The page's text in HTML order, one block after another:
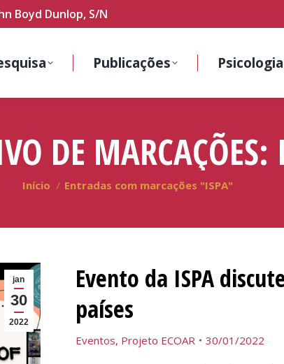
Boyd Dunlop, S/N
Publicações
DE MARCAÇÕES:
Você está aqui:
Início Entradas com marcações "ISPA"
jan
30
2022
Evento da ISPA
países
Eventos, Projeto ECOAR 30/01/2022